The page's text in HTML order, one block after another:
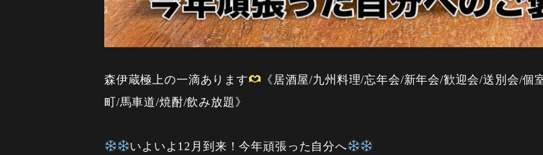
森伊蔵極上の一滴あります
《居酒屋/九州料理/忘年会/新年会/歓迎会/送別会/個
町/馬車道/焼酎/飲み放題》
いよいよ12月到来！今年頑張った自分へ